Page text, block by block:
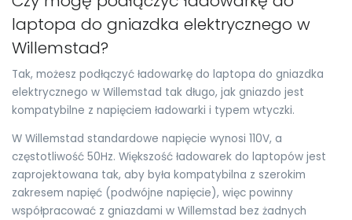
laptopa do gniazdka elektrycznego w
Willemstad?
Tak, możesz podłączyć ładowarkę do laptopa do gniazdka
elektrycznego w Willemstad tak długo, jak gniazdo jest
kompatybilne z napięciem ładowarki i typem wtyczki.
W Willemstad standardowe napięcie wynosi 110V, a
częstotliwość 50Hz. Większość ładowarek do laptopów jest
zaprojektowana tak, aby była kompatybilna z szerokim
zakresem napięć (podwójne napięcie), więc powinny
współpracować z gniazdami w Willemstad bez żadnych